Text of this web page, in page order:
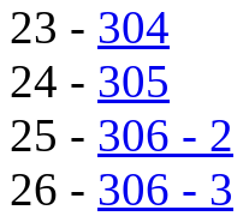
23 - 304
24 - 305
25 - 306 - 2
26 - 306 - 3